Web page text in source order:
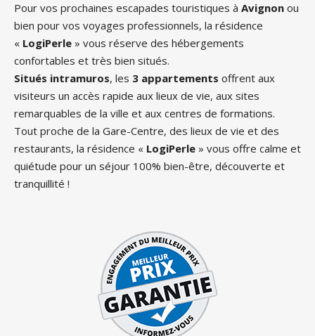
Pour vos prochaines escapades touristiques à Avignon ou
bien pour vos voyages professionnels, la résidence
« LogiPerle » vous réserve des hébergements
confortables et très bien situés.
Situés intramuros, les 3 appartements offrent aux
visiteurs un accès rapide aux lieux de vie, aux sites
remarquables de la ville et aux centres de formations.
Tout proche de la Gare-Centre, des lieux de vie et des
restaurants, la résidence « LogiPerle » vous offre calme et
quiétude pour un séjour 100% bien-être, découverte et
tranquillité !